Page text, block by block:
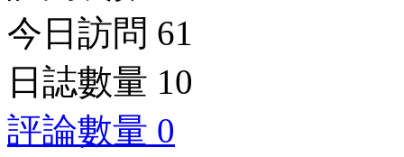
今日訪問 61
日誌數量 10
評論數量 0